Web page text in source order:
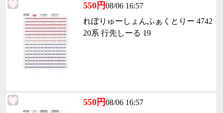
550円08/06 16:57
れぼりゅーしょんふぁくとりー 4742
20系 行先しーる 19
550円08/06 16:57